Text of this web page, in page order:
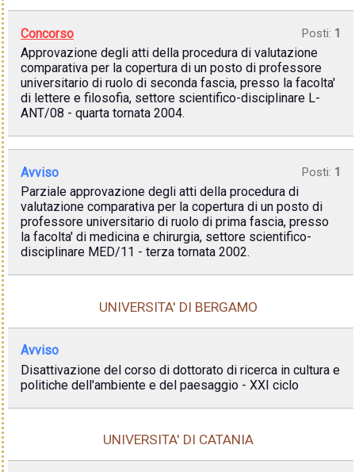
Concorso Posti: 1
Approvazione degli atti della procedura di valutazione
comparativa per la copertura di un posto di professore
universitario di ruolo di seconda fascia, presso la facolta'
di lettere e filosofia, settore scientifico-disciplinare L-
ANT/08 - quarta tornata 2004.
Avviso Posti: 1
Parziale approvazione degli atti della procedura di
valutazione comparativa per la copertura di un posto di
professore universitario di ruolo di prima fascia, presso
la facolta' di medicina e chirurgia, settore scientifico-
disciplinare MED/11 - terza tornata 2002.
UNIVERSITA' DI BERGAMO
Avviso
Disattivazione del corso di dottorato di ricerca in cultura e
politiche dell'ambiente e del paesaggio - XXI ciclo
UNIVERSITA' DI CATANIA